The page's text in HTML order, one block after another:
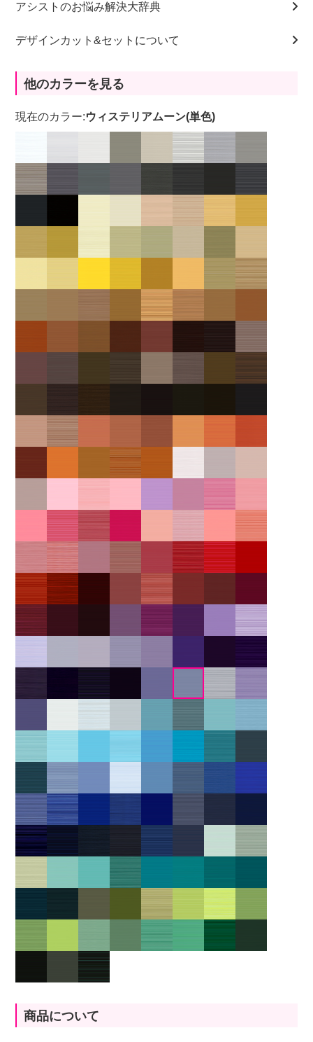
アシストのお悩み解決大辞典
デザインカット&セットについて
他のカラーを見る
現在のカラー:ウィステリアムーン(単色)
商品について